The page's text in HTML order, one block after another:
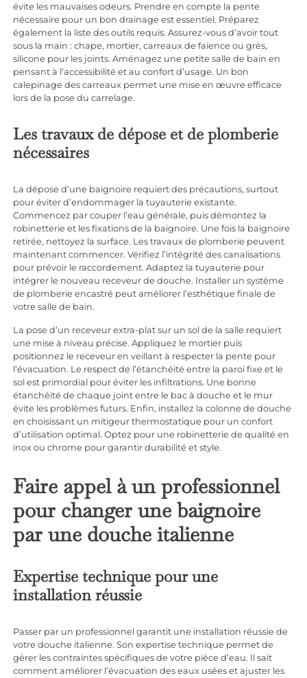
évite les mauvaises odeurs. Prendre en compte la pente
nécessaire pour un bon drainage est essentiel. Préparez
également la liste des outils requis. Assurez-vous d’avoir tout
sous la main : chape, mortier, carreaux de faïence ou grès,
silicone pour les joints. Aménagez une petite salle de bain en
pensant à l’accessibilité et au confort d’usage. Un bon
calepinage des carreaux permet une mise en œuvre efficace
lors de la pose du carrelage.
Les travaux de dépose et de plomberie
nécessaires
La dépose d’une baignoire requiert des précautions, surtout
pour éviter d’endommager la tuyauterie existante.
Commencez par couper l’eau générale, puis démontez la
robinetterie et les fixations de la baignoire. Une fois la baignoire
retirée, nettoyez la surface. Les travaux de plomberie peuvent
maintenant commencer. Vérifiez l’intégrité des canalisations
pour prévoir le raccordement. Adaptez la tuyauterie pour
intégrer le nouveau receveur de douche. Installer un système
de plomberie encastré peut améliorer l’esthétique finale de
votre salle de bain.
La pose d’un receveur extra-plat sur un sol de la salle requiert
une mise à niveau précise. Appliquez le mortier puis
positionnez le receveur en veillant à respecter la pente pour
l’évacuation. Le respect de l’étanchéité entre la paroi fixe et le
sol est primordial pour éviter les infiltrations. Une bonne
étanchéité de chaque joint entre le bac à douche et le mur
évite les problèmes futurs. Enfin, installez la colonne de douche
en choisissant un mitigeur thermostatique pour un confort
d’utilisation optimal. Optez pour une robinetterie de qualité en
inox ou chrome pour garantir durabilité et style.
Faire appel à un professionnel
pour changer une baignoire
par une douche italienne
Expertise technique pour une
installation réussie
Passer par un professionnel garantit une installation réussie de
votre douche italienne. Son expertise technique permet de
gérer les contraintes spécifiques de votre pièce d’eau. Il sait
comment améliorer l’évacuation des eaux usées et ajuster les